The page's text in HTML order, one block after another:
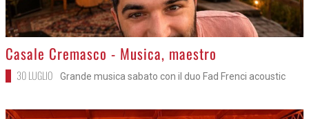
>
Casale Cremasco - Musica, maestro
30 LUGLIO Grande musica sabato con il duo Fad Frenci acoustic